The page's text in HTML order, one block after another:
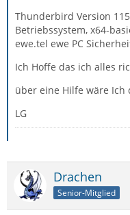
Thunderbird Version
Betriebssystem, x64-
ewe.tel ewe PC
Ich Hoffe das ich alles
über eine Hilfe wäre Ich
LG
Drachen
Senior-Mitglied